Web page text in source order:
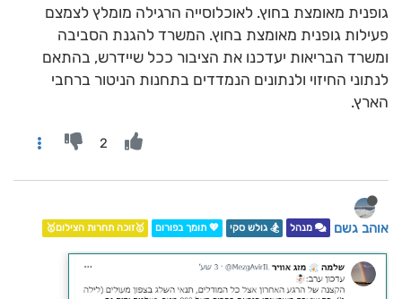
גופנית מאומצת בחוץ. לאוכלוסייה הרגילה מומלץ לצמצם
פעילות גופנית מאומצת בחוץ. המשרד להגנת הסביבה
ומשרד הבריאות יעדכנו את הציבור ככל שיידרש, בהתאם
לנתוני החיזוי ולנתונים הנמדדים בתחנות הניטור ברחבי
הארץ.
2
אוהב גשם מנהל 🏂 גולש סקי 💖 תומך בפורום 🥇זוכה תחרות הצילום🥇